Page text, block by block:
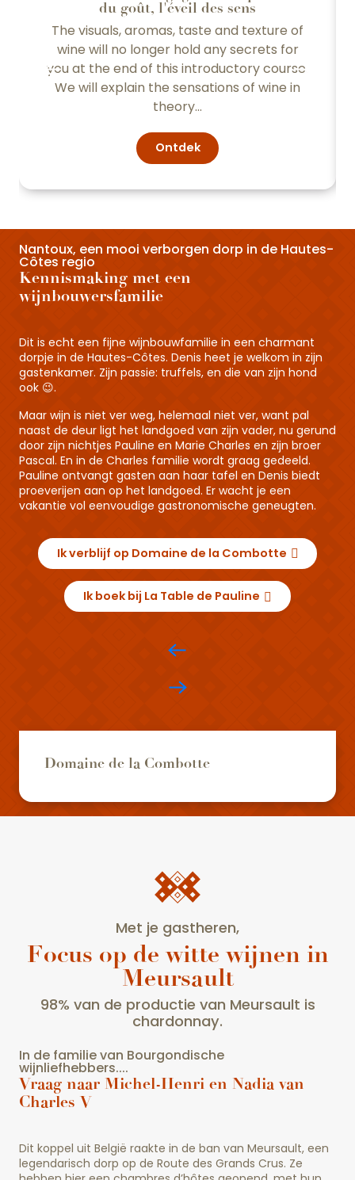
du goût, l'éveil des sens
The visuals, aromas, taste and texture of
wine will no longer hold any secrets for
you at the end of this introductory course.
We will explain the sensations of wine in
theory...
Ontdek
Nantoux, een mooi verborgen dorp in de Hautes-
Côtes regio
Kennismaking met een
wijnbouwersfamilie
Dit is echt een fijne wijnbouwfamilie in een charmant
dorpje in de Hautes-Côtes. Denis heet je welkom in zijn
gastenkamer. Zijn passie: truffels, en die van zijn hond
ook 😉.
Maar wijn is niet ver weg, helemaal niet ver, want pal
naast de deur ligt het landgoed van zijn vader, nu gerund
door zijn nichtjes Pauline en Marie Charles en zijn broer
Pascal. En in de Charles familie wordt graag gedeeld.
Pauline ontvangt gasten aan haar tafel en Denis biedt
proeverijen aan op het landgoed. Er wacht je een
vakantie vol eenvoudige gastronomische geneugten.
Ik verblijf op Domaine de la Combotte
Ik boek bij La Table de Pauline
Domaine de la Combotte
Met je gastheren,
Focus op de witte wijnen in
Meursault
98% van de productie van Meursault is
chardonnay.
In de familie van Bourgondische
wijnliefhebbers....
Vraag naar Michel-Henri en Nadia van
Charles V
Dit koppel uit België raakte in de ban van Meursault, een
legendarisch dorp op de Route des Grands Crus. Ze